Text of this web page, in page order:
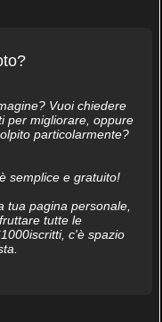
Vuoi chiedere
per migliorare, oppure
particolarmente?
è semplice e gratuito!
tua pagina personale,
tutte le
c'è spazio